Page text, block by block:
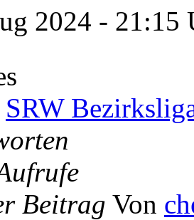
2024 -
SRW
Beitrag Von